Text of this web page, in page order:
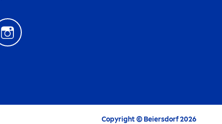
Copyright © Beiersdorf 2026